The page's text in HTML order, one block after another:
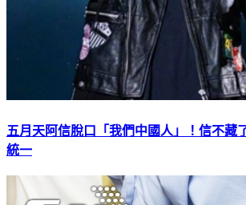
五月天阿信脫口「我們中國人」！信不藏
統一